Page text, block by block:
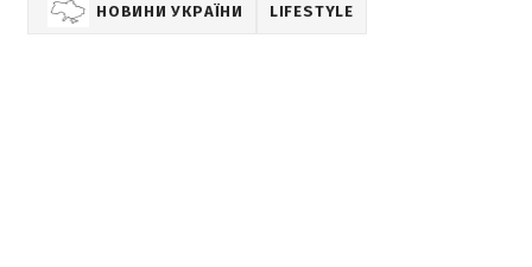
НОВИНИ УКРАЇНИ LIFESTYLE